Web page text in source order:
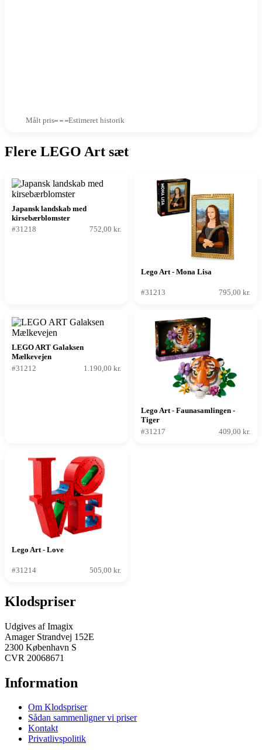
Målt pris Estimeret historik
Flere LEGO Art sæt
Japansk landskab med
kirsebærblomster
#31218
752,00 kr.
Lego Art - Mona Lisa
#31213 795,00 kr.
LEGO ART Galaksen
Mælkevejen
#31212
1.190,00 kr.
Lego Art - Faunasamlingen -
Tiger
#31217
409,00 kr.
Lego Art - Love
#31214 505,00 kr.
Klodspriser
Udgives af Imagix
Amager Strandvej 152E
2300 København S
CVR 20068671
Information
Om Klodspriser
Sådan sammenligner vi priser
Kontakt
Privatlivspolitik